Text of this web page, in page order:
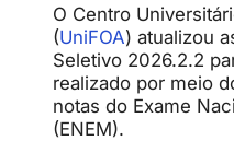
O Centro
(UniFOA) atualizou
Seletivo 2026.2.2
realizado por meio
notas do Exame
(ENEM).